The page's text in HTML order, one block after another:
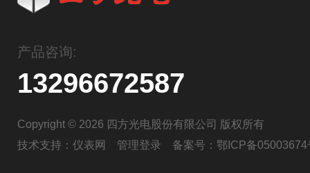
产品咨询:
13296672587
Copyright © 2026 四方光电股份有限公司 版权所有
技术支持： 仪表网 管理登录 备案号： 鄂ICP备05003674